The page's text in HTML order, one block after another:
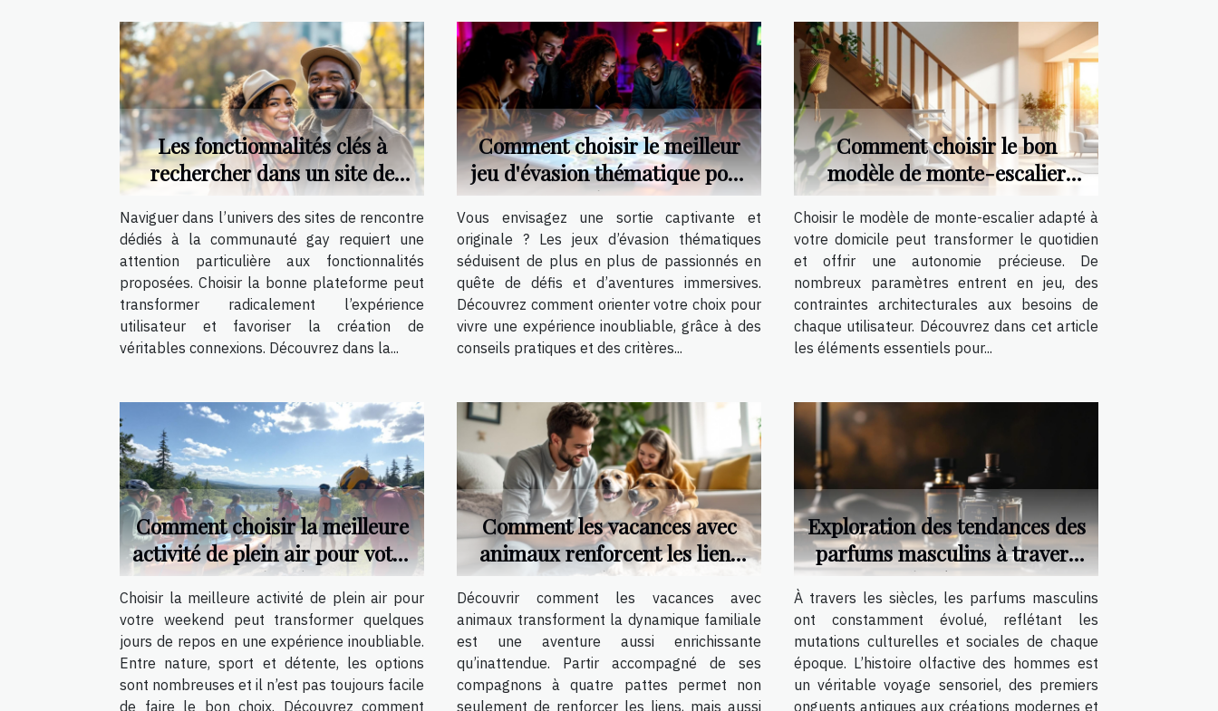
Les fonctionnalités clés à
rechercher dans un site de
rencontre pour gays
Naviguer dans l’univers des sites de rencontre
dédiés à la communauté gay requiert une
attention particulière aux fonctionnalités
proposées. Choisir la bonne plateforme peut
transformer radicalement l’expérience
utilisateur et favoriser la création de
véritables connexions. Découvrez dans la...
Comment choisir le meilleur
jeu d'évasion thématique pour
votre prochaine sortie ?
Vous envisagez une sortie captivante et
originale ? Les jeux d’évasion thématiques
séduisent de plus en plus de passionnés en
quête de défis et d’aventures immersives.
Découvrez comment orienter votre choix pour
vivre une expérience inoubliable, grâce à des
conseils pratiques et des critères...
Comment choisir le bon
modèle de monte-escalier
pour votre maison ?
Choisir le modèle de monte-escalier adapté à
votre domicile peut transformer le quotidien
et offrir une autonomie précieuse. De
nombreux paramètres entrent en jeu, des
contraintes architecturales aux besoins de
chaque utilisateur. Découvrez dans cet article
les éléments essentiels pour...
Comment choisir la meilleure
activité de plein air pour votre
weekend ?
Choisir la meilleure activité de plein air pour
votre weekend peut transformer quelques
jours de repos en une expérience inoubliable.
Entre nature, sport et détente, les options
sont nombreuses et il n’est pas toujours facile
de faire le bon choix. Découvrez comment
Comment les vacances avec
animaux renforcent les liens
familiaux ?
Découvrir comment les vacances avec
animaux transforment la dynamique familiale
est une aventure aussi enrichissante
qu’inattendue. Partir accompagné de ses
compagnons à quatre pattes permet non
seulement de renforcer les liens, mais aussi
Exploration des tendances des
parfums masculins à travers
les âges
À travers les siècles, les parfums masculins
ont constamment évolué, reflétant les
mutations culturelles et sociales de chaque
époque. L’histoire olfactive des hommes est
un véritable voyage sensoriel, des premiers
onguents antiques aux créations modernes et